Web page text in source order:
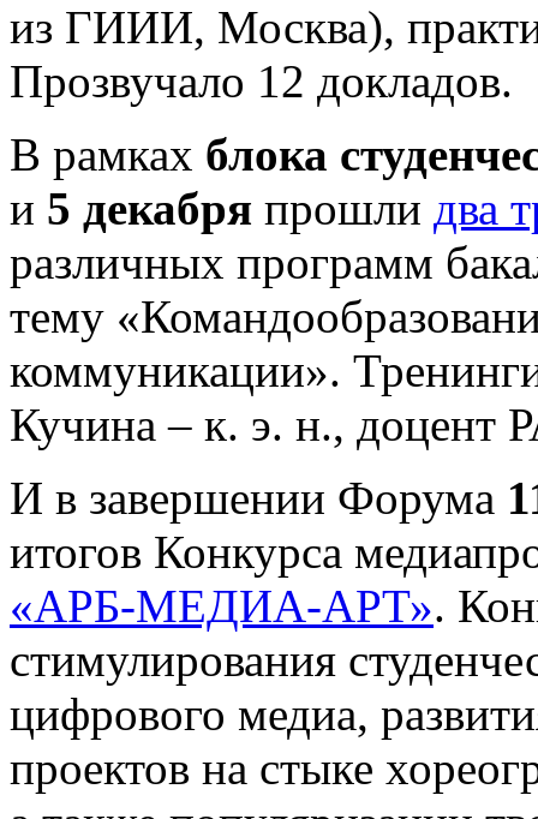
из ГИИИ, Москва),
Прозвучало 12 докладов.
В рамках блока
и 5 декабря прошли два
различных программ
тему
коммуникации».
Кучина – к. э. н.,
И в завершении Форума
итогов Конкурса
«АРБ-МЕДИА-АРТ».
стимулирования
цифрового медиа,
проектов на стыке